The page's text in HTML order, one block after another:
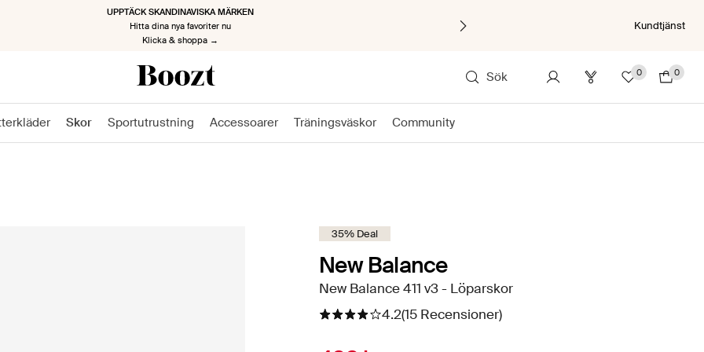
TILLBAKA TILL JOBBET, TILLBAKA MED STIL
Kickstarta den nya säsongen
Klicka & shoppa nu →
Kundtjänst
Sök 0 0
Skor Sportutrustning Accessoarer Träningsväskor Community
35% Deal
New Balance
New Balance 411 v3 - Löparskor
4.2(15 Recensioner)